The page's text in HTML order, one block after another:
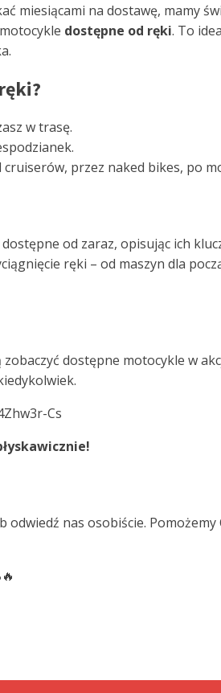
miesiącami na dostawę, mamy
dostępne od ręki. To
w trasę.
przez naked bikes, po
od zaraz, opisując ich
ręki – od maszyn dla
dostępne motocykle w
Cs
odwiedź nas osobiście.